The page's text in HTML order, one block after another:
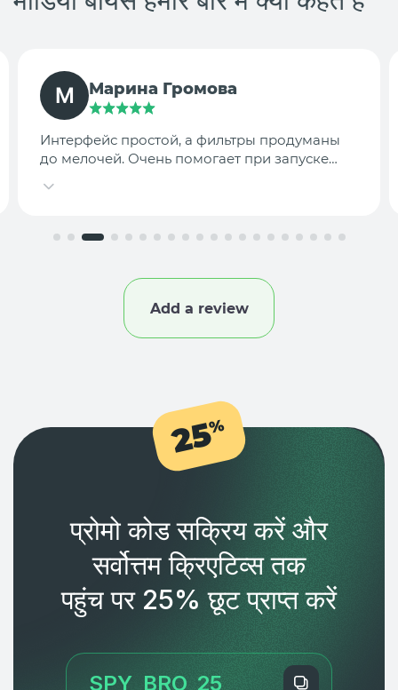
TargetLab Team
Собираем аналитику креативов по
конкурентам — теперь это занимает минуты,
Add a review
25%
प्रोमो कोड सक्रिय करें और
सर्वोत्तम क्रिएटिव्स तक
पहुंच पर 25% छूट प्राप्त करें